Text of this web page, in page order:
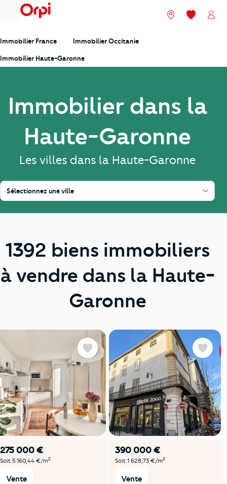
menu Nos agences
Mes
Immobilier France Immobilier Occitanie
Immobilier Haute-Garonne
Immobilier dans la
Haute-Garonne
Les villes dans la Haute-Garonne
Sélectionnez une ville
1392 biens immobiliers
à vendre dans la Haute-
Garonne
275 000 €
Soit 5 160,44 €/m2
Vente
Favoris
390 000 €
Soit 1 628,73 €/m2
Vente
Favoris